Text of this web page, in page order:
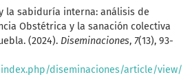
la sabiduría interna: análisis de
Obstétrica y la sanación colectiva
(2024). Diseminaciones, 7(13), 93-
diseminaciones/article/view/